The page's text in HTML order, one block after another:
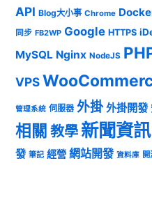
API Blog大小事 Chrome
同步 FB2WP Google HTTPS
MySQL Nginx NodeJS
VPS
管理系統 伺服器 外掛 外掛開發
相關 教學 新聞資訊
發 筆記 經營 網站開發 資料庫